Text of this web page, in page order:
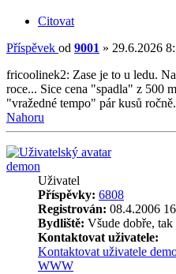
Citovat
Příspěvek od 9001 » 29.6.2026
fricoolinek2: Zase je to u ledu.
roce... Sice cena "spadla" z 500
"vražedné tempo" pár kusů
Nahoru
demon
Uživatel
Příspěvky: 6808
Registrován: 08.4.2006
Bydliště: Všude dobře, tak
Kontaktovat uživatele:
Kontaktovat uživatele
WWW